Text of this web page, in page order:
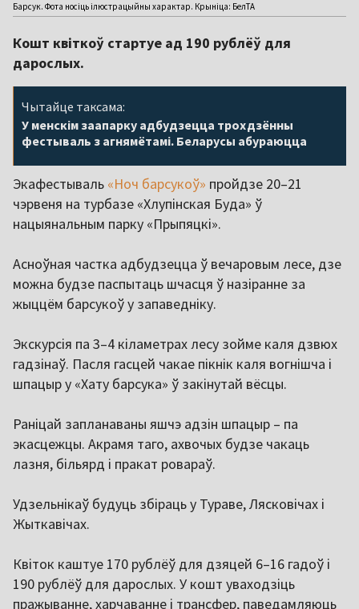
Барсук. Фота носіць ілюстрацыйны характар. Крыніца: БелТА
Кошт квіткоў стартуе ад 190 рублёў для
дарослых.
Чытайце таксама:
У менскім заапарку адбудзецца трохдзённы
фестываль з агнямётамі. Беларусы абураюцца
Экафестываль «Ноч барсукоў» пройдзе 20–21
чэрвеня на турбазе «Хлупінская Буда» ў
нацыянальным парку «Прыпяцкі».
Асноўная частка адбудзецца ў вечаровым лесе, дзе
можна будзе паспытаць шчасця ў назіранне за
жыццём барсукоў у запаведніку.
Экскурсія па 3–4 кіламетрах лесу зойме каля дзвюх
гадзінаў. Пасля гасцей чакае пікнік каля вогнішча і
шпацыр у «Хату барсука» ў закінутай вёсцы.
Раніцай запланаваны яшчэ адзін шпацыр – па
экасцежцы. Акрамя таго, ахвочых будзе чакаць
лазня, більярд і пракат ровараў.
Удзельнікаў будуць збіраць у Тураве, Лясковічах і
Жыткавічах.
Квіток каштуе 170 рублёў для дзяцей 6–16 гадоў і
190 рублёў для дарослых. У кошт уваходзіць
пражыванне, харчаванне і трансфер, паведамляюць